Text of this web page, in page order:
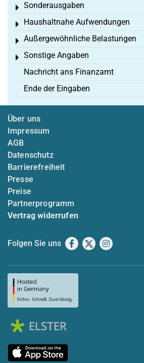
Sonderausgaben
Toggle menu
Haushaltnahe Aufwendungen
Toggle menu
Außergewöhnliche Belastungen
Toggle menu
Sonstige Angaben
Toggle menu
Nachricht ans Finanzamt
Ende der Eingaben
Über uns
Impressum
AGB
Datenschutz
Barrierefreiheit
Presse
Preise
Partnerprogramm
Vertrag widerrufen
Folgen Sie uns Facebook
X Instagram